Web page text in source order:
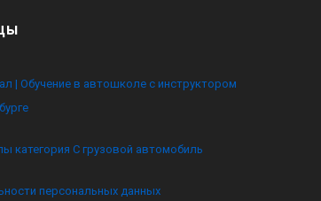
| Обучение в автошколе с инструктором
категория C грузовой автомобиль
персональных данных